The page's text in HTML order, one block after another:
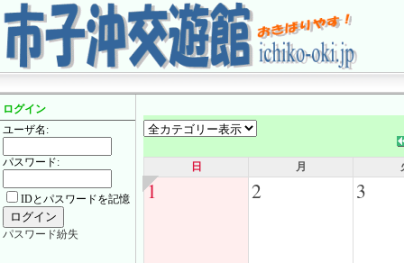
ログイン
ユーザ名:
パスワード:
IDとパスワードを記憶
パスワード紛失
日 月
1 2 3